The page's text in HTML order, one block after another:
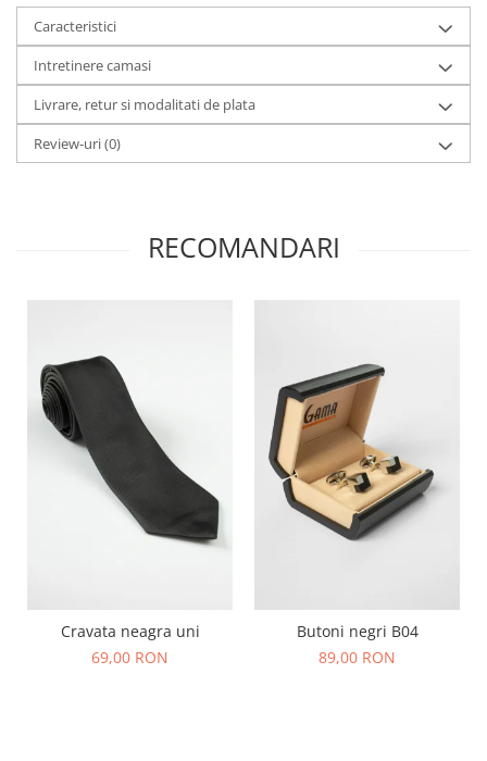
Caracteristici
Intretinere camasi
Livrare, retur si modalitati de plata
Review-uri(0)
RECOMANDARI
Cravata neagra uni
69,00 RON
Butoni negri B04
89,00 RON